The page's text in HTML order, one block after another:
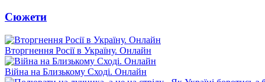
Сюжети
Вторгнення Росії в Україну. Онлайн
Війна на Близькому Сході. Онлайн